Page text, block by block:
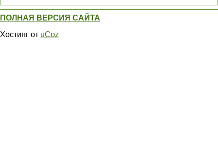
ПОЛНАЯ ВЕРСИЯ САЙТА
Хостинг от uCoz